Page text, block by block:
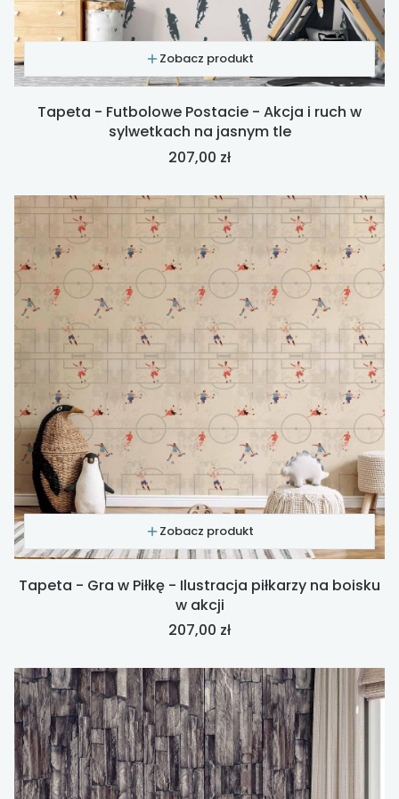
Zobacz produkt
Tapeta - Futbolowe Postacie - Akcja i ruch w
sylwetkach na jasnym tle
Cena
207,00 zł
Zobacz produkt
Tapeta - Gra w Piłkę - Ilustracja piłkarzy na boisku
w akcji
Cena
207,00 zł